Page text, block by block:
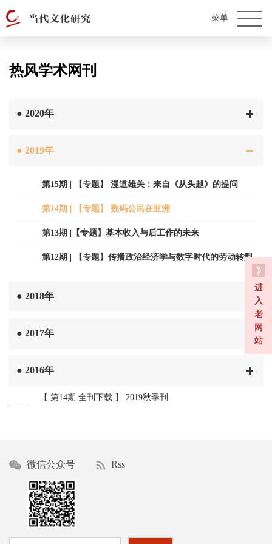
进
入
老
网
站
热风学术网刊
● 2020年
● 2019年
第15期 | 【专题】 漫道雄关：来自《从头越》的提问
第14期 | 【专题】 数码公民在亚洲
第13期 |【专题】基本收入与后工作的未来
第12期 | 【专题】传播政治经济学与数字时代的劳动转型
● 2018年
● 2017年
● 2016年
——
【 第14期 全刊下载 】 2019秋季刊
微信公众号 Rss